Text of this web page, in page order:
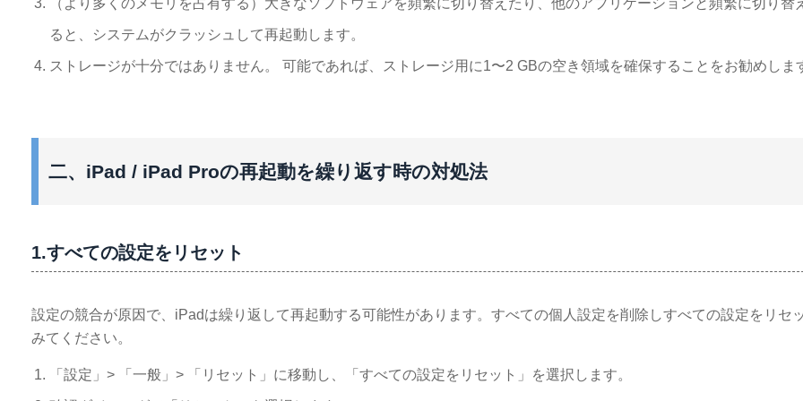
（より多くのメモリを占有する）大きなソフトウェアを頻繁に切り替えたり、他のアプリケーションと頻繁に切り替
ると、システムがクラッシュして再起動します。
ストレージが十分ではありません。 可能であれば、ストレージ用に1〜2 GBの空き領域を確保することをお勧めしま
二、iPad / iPad Proの再起動を繰り返す時の対処法
1.すべての設定をリセット
設定の競合が原因で、iPadは繰り返して再起動する可能性があります。すべての個人設定を削除しすべての設定をリセ
みてください。
「設定」> 「一般」> 「リセット」に移動し、「すべての設定をリセット」を選択します。